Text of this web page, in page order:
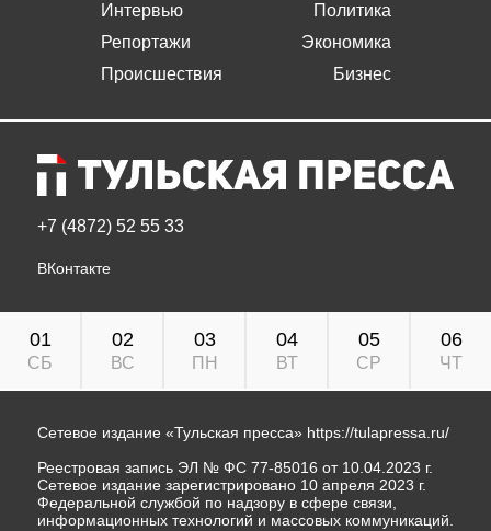
Интервью
Репортажи
Происшествия
Политика
Экономика
Бизнес
+7 (4872) 52 55 33
ВКонтакте
01
СБ
02
ВС
03
ПН
04
ВТ
05
СР
06
ЧТ
Сетевое издание «Тульская пресса» https://tulapressa.ru/
Реестровая запись ЭЛ № ФС 77-85016 от 10.04.2023 г.
Сетевое издание зарегистрировано 10 апреля 2023 г.
Федеральной службой по надзору в сфере связи,
информационных технологий и массовых коммуникаций.